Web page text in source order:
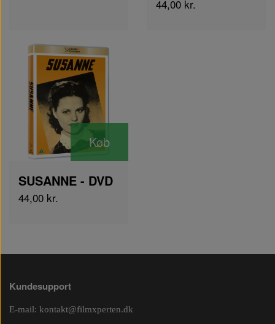
44,00 kr.
Køb
SUSANNE - DVD
44,00 kr.
Kundesupport
E-mail: kontakt@filmxperten.dk